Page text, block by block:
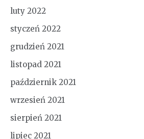
luty 2022
styczeń 2022
grudzień 2021
listopad 2021
październik 2021
wrzesień 2021
sierpień 2021
lipiec 2021